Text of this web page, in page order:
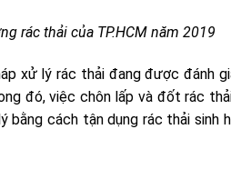
rác thải của TP.HCM năm 2019
xử lý rác thải đang được đánh
đó, việc chôn lấp và đốt rác
bằng cách tận dụng rác thải sinh